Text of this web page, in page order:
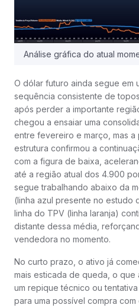
Análise gráfica do atual
O dólar futuro ainda segue em
sequência consistente de
após perder a importante
chegou a ensaiar uma
entre fevereiro e março, mas
estrutura confirmou a
com a figura de baixa,
até a região atual dos 4.900
segue trabalhando abaixo da
(linha azul presente no estudo
linha do TPV (linha laranja)
distante dessa média,
vendedora no momento.
No curto prazo, o ativo já
mais esticada de queda, o
um repique técnico ou
para uma possível compra